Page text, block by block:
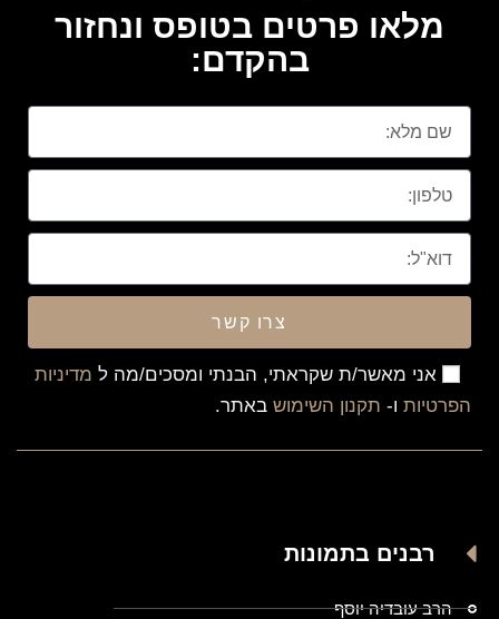
מלאו פרטים בטופס ונחזור
בהקדם:
אני מאשר/ת שקראתי, הבנתי ומסכים/מה ל מדיניות
הפרטיות ו- תקנון השימוש באתר.
צרו קשר
רבנים בתמונות
הרב עובדיה יוסף